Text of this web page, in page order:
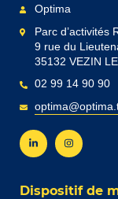
Optima
Parc d’activités
9 rue du
35132 VEZIN
02 99 14 90 90
Dispositif de